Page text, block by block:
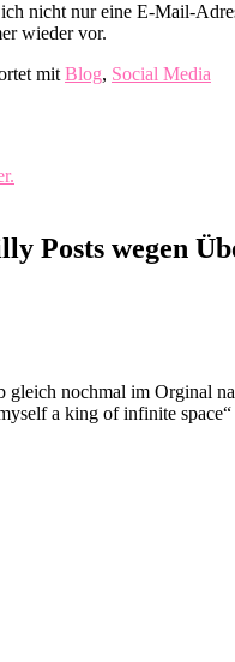
nicht nur eine E-Mail-
wieder vor.
mitBlog, Social Media
Posts wegen
nochmal im Orginal
a king of infinite space“